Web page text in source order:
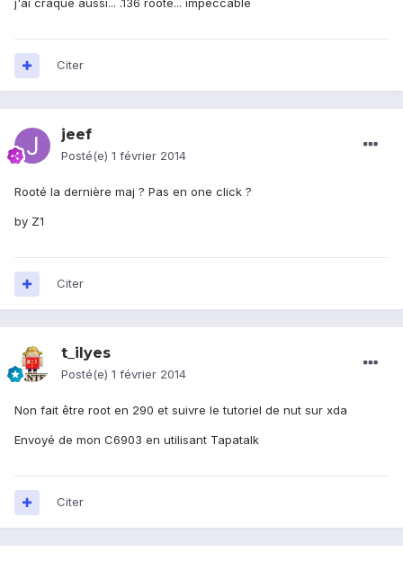
j'ai craqué aussi... .136 rooté... impeccable
Citer
jeef
Posté(e) 1 février 2014
Rooté la dernière maj ? Pas en one click ?
by Z1
Citer
t_ilyes
Posté(e) 1 février 2014
Non fait être root en 290 et suivre le tutoriel de nut sur xda
Envoyé de mon C6903 en utilisant Tapatalk
Citer